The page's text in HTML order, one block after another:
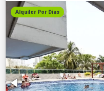
Alquiler Por Dias